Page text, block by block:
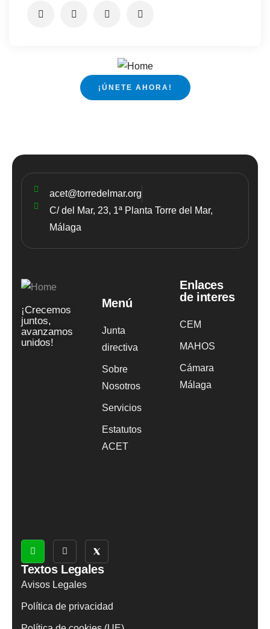
¡ÚNETE AHORA!
acet@torredelmar.org
C/ del Mar, 23, 1ª Planta Torre del Mar,
Málaga
¡Crecemos
juntos,
avanzamos
unidos!
Menú
Junta
directiva
Sobre
Nosotros
Servicios
Estatutos
ACET
Enlaces
de interes
CEM
MAHOS
Cámara
Málaga
Textos Legales
Avisos Legales
Política de privacidad